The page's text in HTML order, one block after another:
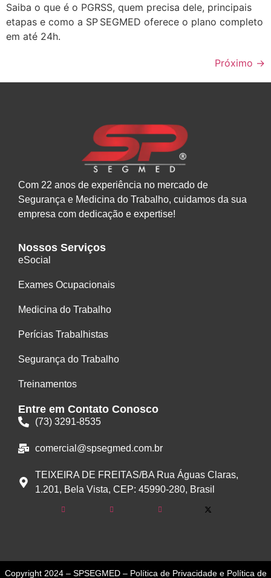
Saiba o que é o PGRSS, quem precisa dele, principais
etapas e como a SP SEGMED oferece o plano completo
em até 24h.
Próximo →
Com 22 anos de experiência no mercado de
Segurança e Medicina do Trabalho, cuidamos da sua
empresa com dedicação e expertise!
Nossos Serviços
eSocial
Exames Ocupacionais
Medicina do Trabalho
Perícias Trabalhistas
Segurança do Trabalho
Treinamentos
Entre em Contato Conosco
(73) 3291-8535
comercial@spsegmed.com.br
TEIXEIRA DE FREITAS/BA Rua Águas Claras,
1.201, Bela Vista, CEP: 45990-280, Brasil
Copyright 2024 – SPSEGMED – Política de Privacidadee Política de